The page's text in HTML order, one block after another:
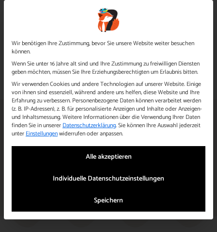
0721 48 690 5 36
WhatsApp Chat Platz anfragen
Kindertagespflege
Bad Schoenborn
Informieren Sie sich über unsere Kindertagespflege „7 Freunde“ in
Datenschutzeinstellungen
Wir benötigen Ihre Zustimmung, bevor Sie unsere Website weiter besuchen
können.
Wenn Sie unter 16 Jahre alt sind und Ihre Zustimmung zu freiwilligen Diensten
geben möchten, müssen Sie Ihre Erziehungsberechtigten um Erlaubnis bitten.
Wir verwenden Cookies und andere Technologien auf unserer Website. Einige
von ihnen sind essenziell, während andere uns helfen, diese Website und Ihre
Erfahrung zu verbessern. Personenbezogene Daten können verarbeitet werden
(z. B. IP-Adressen), z. B. für personalisierte Anzeigen und Inhalte oder Anzeigen-
und Inhaltsmessung.Weitere Informationen über die Verwendung Ihrer Daten
finden Sie in unsererDatenschutzerklärung.Sie können Ihre Auswahl jederzeit
unterEinstellungenwiderrufen oder anpassen.
Alle akzeptieren
Individuelle Datenschutzeinstellungen
Speichern